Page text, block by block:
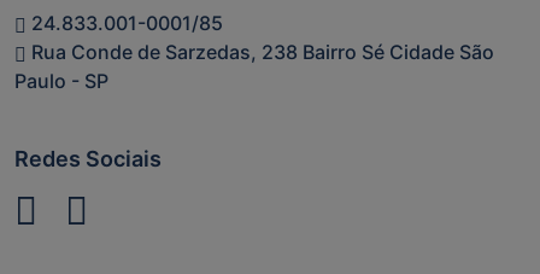
24.833.001-0001/85
Rua Conde de Sarzedas, 238 Bairro Sé Cidade São
Paulo - SP
Redes Sociais